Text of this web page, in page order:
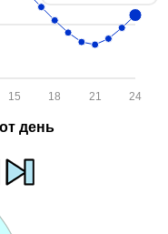
24
21
18
15
день